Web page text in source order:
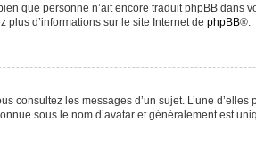
que personne n’ait encore traduit phpBB
plus d’informations sur le site Internet de phpBB®.
consultez les messages d’un sujet. L’une
sous le nom d’avatar et généralement est